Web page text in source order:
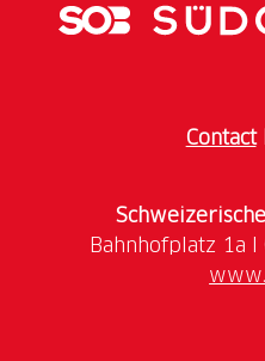
ContactI